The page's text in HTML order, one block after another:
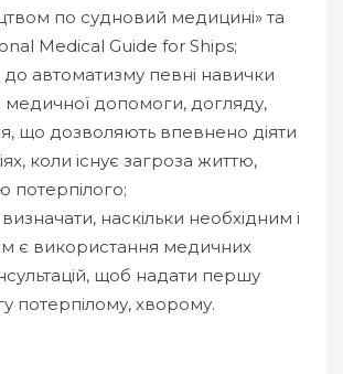
по судновий медицині» та
Medical Guide for Ships;
автоматизму певні навички
медичної допомоги, догляду,
що дозволяють впевнено діяти
коли існує загроза життю,
потерпілого;
наскільки необхідним і
є використання медичних
щоб надати першу
потерпілому, хворому.